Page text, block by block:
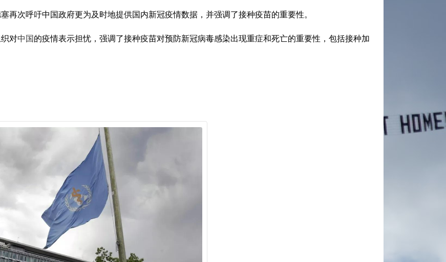
再次呼吁中国政府更为及时地提供国内新冠疫情数据，并强调了接种疫苗的重要性。
对中国 的疫情表示担忧，强调了接种疫苗对预防新冠病毒感染出现重症和死亡的重要性，包括接种加